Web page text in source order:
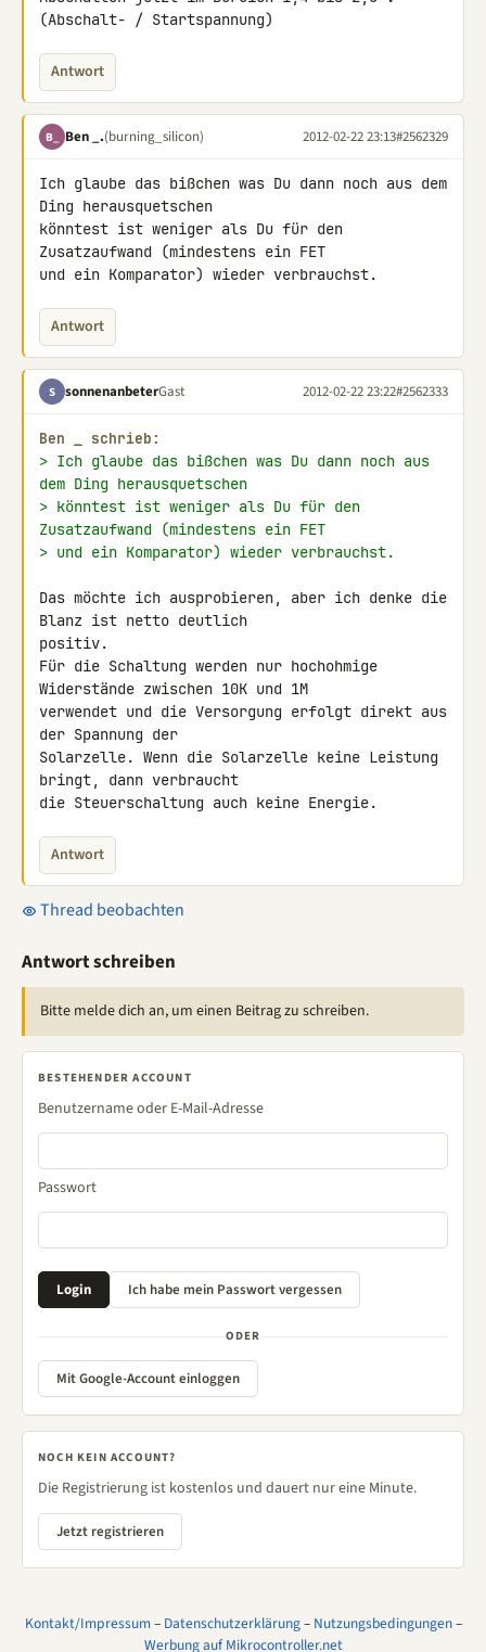
(Abschalt- / Startspannung)
Antwort
B_ Ben _.(burning_silicon) 2012-02-22 23:13#2562329
Ich glaube das bißchen was Du dann noch aus dem
Ding herausquetschen
könntest ist weniger als Du für den
Zusatzaufwand (mindestens ein FET
und ein Komparator) wieder verbrauchst.
Antwort
S sonnenanbeterGast 2012-02-22 23:22#2562333
Ben schrieb:
> Ich glaube das bißchen was Du dann noch aus
dem Ding herausquetschen
> könntest ist weniger als Du für den
Zusatzaufwand (mindestens ein FET
> und ein Komparator) wieder verbrauchst.
Das möchte ich ausprobieren, aber ich denke die
Blanz ist netto deutlich
positiv.
Für die Schaltung werden nur hochohmige
Widerstände zwischen 10K und 1M
verwendet und die Versorgung erfolgt direkt aus
der Spannung der
Solarzelle. Wenn die Solarzelle keine Leistung
bringt, dann verbraucht
die Steuerschaltung auch keine Energie.
Antwort
Thread beobachten
Antwort schreiben
Bitte melde dich an, um einen Beitrag zu schreiben.
BESTEHENDER ACCOUNT
Benutzername oder E-Mail-Adresse
Passwort
ODER
Mit Google-Account einloggen
NOCH KEIN ACCOUNT?
Die Registrierung ist kostenlos und dauert nur eine Minute.
Jetzt registrieren
Kontakt/Impressum– Datenschutzerklärung– Nutzungsbedingungen–
Werbung auf Mikrocontroller.net